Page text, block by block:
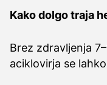
Kako dolgo traja
Brez zdravljenja
aciklovirja se